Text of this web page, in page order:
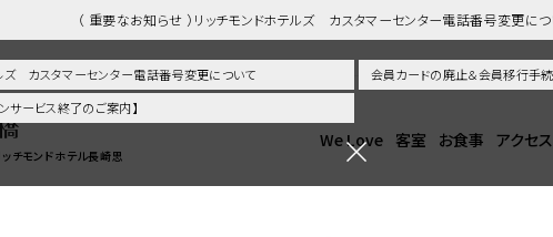
（ 重要なお知らせ ）リッチモンドホテルズ カスタマーセンター電話番号変更に
ルズ カスタマーセンター電話番号変更について
会員カードの廃止＆会員移行手
サービス終了のご案内】
チモンドホテル長崎思
We Love 客室 お食事 アクセス